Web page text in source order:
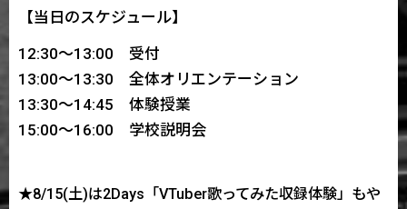
【当日のスケジュール】
12:30～13:00 受付
13:00～13:30 全体オリエンテーション
13:30～14:45 体験授業
15:00～16:00 学校説明会
★8/15(土)は2Days「VTuber歌ってみた収録体験」もや